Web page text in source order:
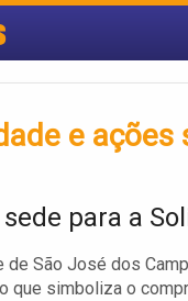
e
sede para a
de São José dos
que simboliza o